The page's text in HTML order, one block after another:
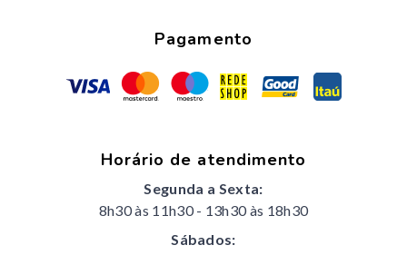
Pagamento
Horário de atendimento
Segunda a Sexta:
8h30 às 11h30- 13h30 às 18h30
Sábados: